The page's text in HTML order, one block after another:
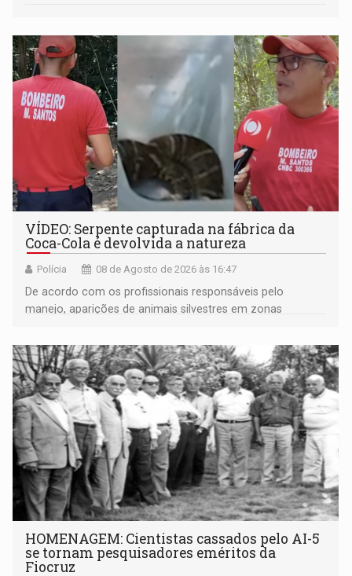
VÍDEO: Serpente capturada na fábrica da
Coca-Cola é devolvida a natureza
Polícia 08 de Agosto de 2026 às 16:47
De acordo com os profissionais responsáveis pelo
manejo, aparições de animais silvestres em zonas
HOMENAGEM: Cientistas cassados pelo AI-5
se tornam pesquisadores eméritos da
Fiocruz